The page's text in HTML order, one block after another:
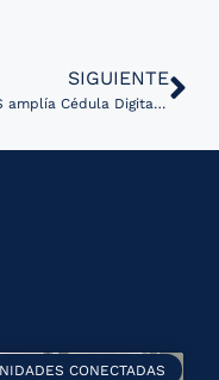
SIGUIENTE
IMSS amplía Cédula Digital a Hidalgo, Morelos, Puebla, Querétaro y Tlaxcala
CONECTADAS